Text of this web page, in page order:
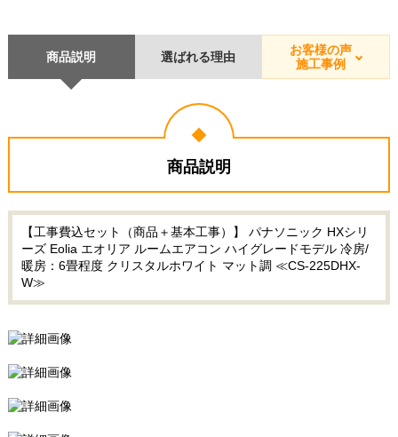
商品説明 選ばれる理由
お客様の声
施工事例
商品説明
【工事費込セット（商品＋基本工事）】 パナソニック HXシリ
ーズ Eolia エオリア ルームエアコン ハイグレードモデル 冷房/
暖房：6畳程度 クリスタルホワイト マット調 ≪CS-225DHX-
W≫